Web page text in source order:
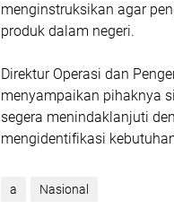
menginstruksikan agar
produk dalam negeri.
Direktur Operasi dan
menyampaikan pihaknya
segera menindaklanjuti
mengidentifikasi
a Nasional